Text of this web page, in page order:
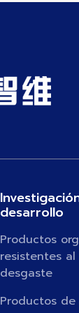
desarrollo
Productos
resistentes al
desgaste
Productos